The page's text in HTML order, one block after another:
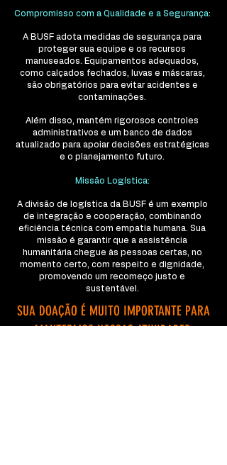
Compromisso com a Qualidade e a Segurança:
A BUSF adota medidas de segurança para
proteger sua equipe e os recursos
manuseados. Equipamentos adequados,
como calçados fechados, luvas e máscaras,
são obrigatórios para evitar acidentes e
contaminações.
Além disso, mantém rigorosos controles
administrativos e um banco de dados
atualizado para apoiar decisões estratégicas
e o planejamento futuro.
Missão Logística:
A divisão de logística da BUSF é um exemplo
de integração e cooperação, combinando
eficiência técnica com empatia humana. Sua
missão é garantir que a assistência
humanitária chegue às pessoas certas, no
momento certo, com respeito e dignidade,
promovendo um recomeço justo e
sustentável.
SUA DOAÇÃO É MUITO IMPORTANTE PARA
MANTERMOS NOSSAS ATIVIDADES.